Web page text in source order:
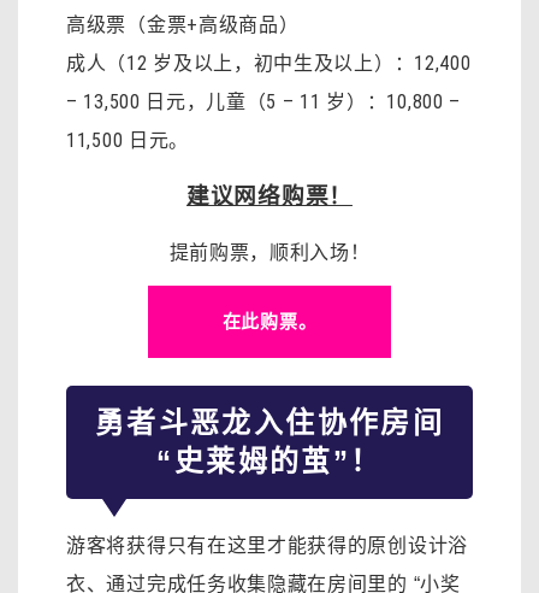
高级票（金票+高级商品）
成人（12 岁及以上，初中生及以上）：12,400
– 13,500 日元，儿童（5 – 11 岁）：10,800 –
11,500 日元。
建议网络购票！
提前购票，顺利入场！
在此购票。
勇者斗恶龙入住协作房间
“史莱姆的茧”！
游客将获得只有在这里才能获得的原创设计浴
衣、通过完成任务收集隐藏在房间里的 “小奖